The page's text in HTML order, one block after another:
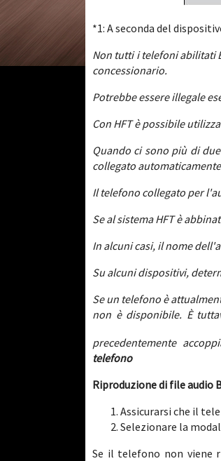
*1: A seconda del
Non tutti i telefoni abilitati
concessionario.
Potrebbe essere illegale
Con HFT è possibile
Quando ci sono più di
collegato
Il telefono collegato per
Se al sistema HFT è
In alcuni casi, il nome
Su alcuni dispositivi,
Se un telefono è
non è disponibile. È
precedentemente
telefono
Riproduzione di file audio
Assicurarsi che il
Selezionare la
Se il telefono non viene